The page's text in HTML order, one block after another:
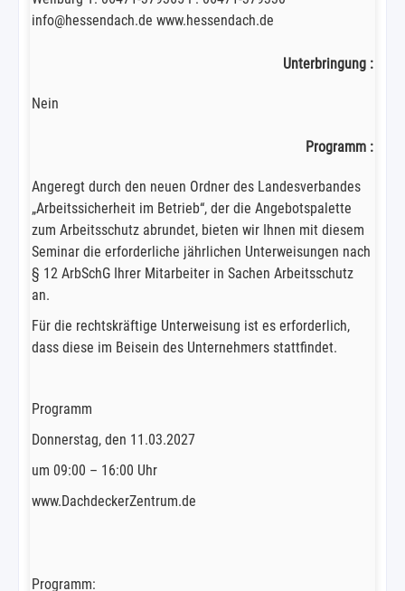
info@hessendach.de www.hessendach.de
Unterbringung :
Nein
Programm :
Angeregt durch den neuen Ordner des Landesverbandes
„Arbeitssicherheit im Betrieb“, der die Angebotspalette
zum Arbeitsschutz abrundet, bieten wir Ihnen mit diesem
Seminar die erforderliche jährlichen Unterweisungen nach
§ 12 ArbSchG Ihrer Mitarbeiter in Sachen Arbeitsschutz
an.
Für die rechtskräftige Unterweisung ist es erforderlich,
dass diese im Beisein des Unternehmers stattfindet.
Programm
Donnerstag, den 11.03.2027
um 09:00 – 16:00 Uhr
www.DachdeckerZentrum.de
Programm: